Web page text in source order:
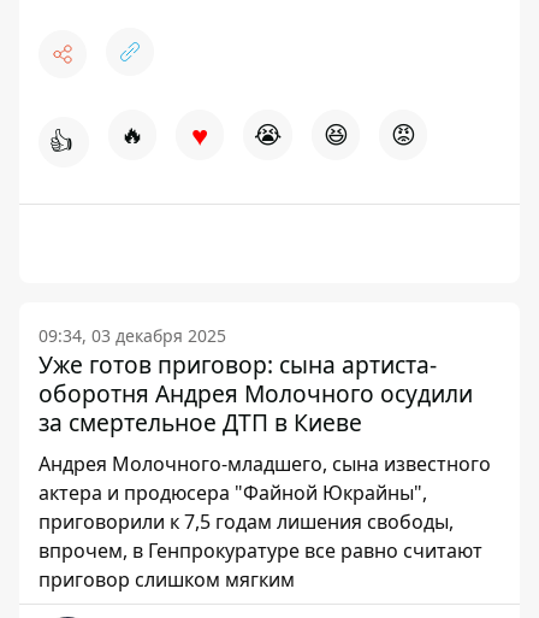
👍 🔥 ♥ 😭 😆 😡
09:34, 03 декабря 2025
Уже готов приговор: сына артиста-
оборотня Андрея Молочного осудили
за смертельное ДТП в Киеве
Андрея Молочного-младшего, сына известного
актера и продюсера "Файной Юкрайны",
приговорили к 7,5 годам лишения свободы,
впрочем, в Генпрокуратуре все равно считают
приговор слишком мягким